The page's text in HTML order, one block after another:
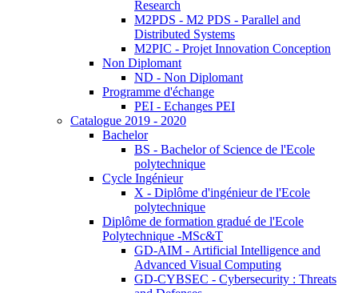
Research
M2PDS - M2 PDS - Parallel and
Distributed Systems
M2PIC - Projet Innovation Conception
Non Diplomant
ND - Non Diplomant
Programme d'échange
PEI - Echanges PEI
Catalogue 2019 - 2020
Bachelor
BS - Bachelor of Science de l'Ecole
polytechnique
Cycle Ingénieur
X - Diplôme d'ingénieur de l'Ecole
polytechnique
Diplôme de formation gradué de l'Ecole
Polytechnique -MSc&T
GD-AIM - Artificial Intelligence and
Advanced Visual Computing
GD-CYBSEC - Cybersecurity : Threats